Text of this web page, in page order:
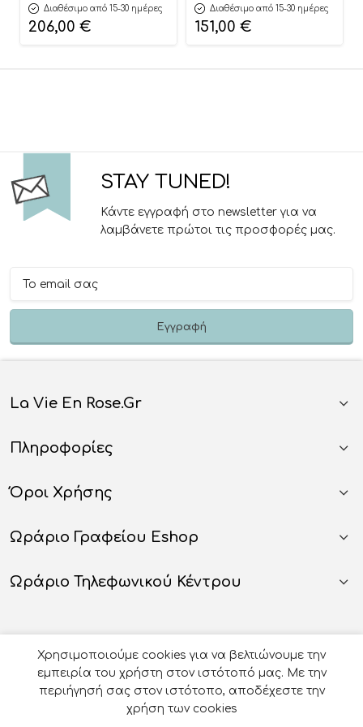
Bambolino
Διαθέσιμο από 15-30 ημέρες
206,00 €
New Life
Διαθέσιμο από 15-30 ημέρες
151,00 €
STAY TUNED!
Κάντε εγγραφή στο newsletter για να
λαμβάνετε πρώτοι τις προσφορές μας.
La Vie En Rose.gr
Πληροφορίες
Όροι Χρήσης
Ωράριο Γραφείου Eshop
Ωράριο Τηλεφωνικού Κέντρου
Χρησιμοποιούμε cookies για να βελτιώνουμε την
εμπειρία του χρήστη στον ιστότοπό μας. Με την
περιήγησή σας στον ιστότοπο, αποδέχεστε την
χρήση των cookies